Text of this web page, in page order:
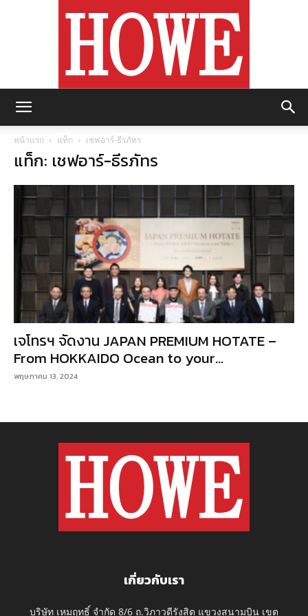
หน้าแรก แท็ก เชฟอาร์-ธีรภัทร
แท็ก: เชฟอาร์-ธีรภัทร
เจโทรฯ จัดงาน JAPAN PREMIUM HOTATE –
From HOKKAIDO Ocean to your...
พฤษภาคม 13, 2024
เกี่ยวกับเรา
บริษัท เหมฤทธิ์ จำกัด 8/6 ถ.วิภาวดีรังสิต แขวงสนามบิน เขต